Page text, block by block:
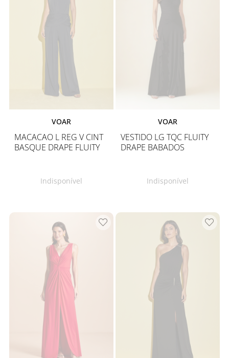
VOAR
MACACAO L REG V CINT
BASQUE DRAPE FLUITY
Indisponível
VOAR
VESTIDO LG TQC FLUITY
DRAPE BABADOS
Indisponível